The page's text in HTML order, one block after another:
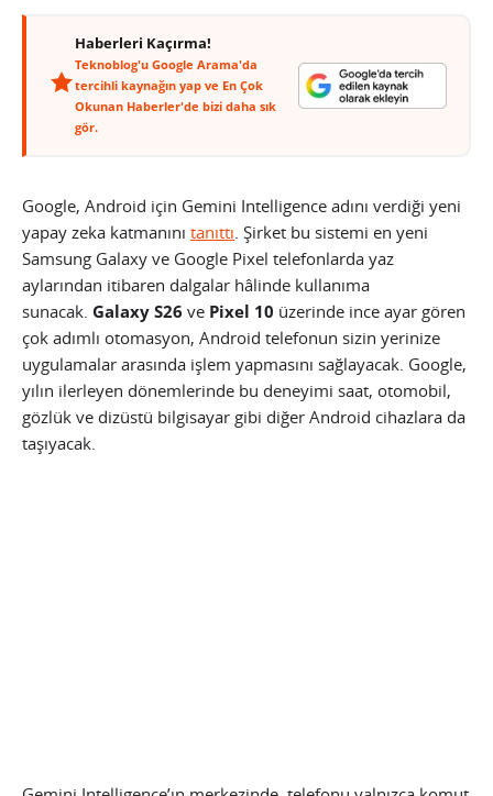
Haberleri Kaçırma!
Teknoblog'u Google Arama'da
tercihli kaynağın yap ve En Çok
Okunan Haberler'de bizi daha sık
gör.
Google, Android için Gemini Intelligence adını verdiği yeni
yapay zeka katmanını tanıttı. Şirket bu sistemi en yeni
Samsung Galaxy ve Google Pixel telefonlarda yaz
aylarından itibaren dalgalar hâlinde kullanıma
sunacak. Galaxy S26 ve Pixel 10 üzerinde ince ayar gören
çok adımlı otomasyon, Android telefonun sizin yerinize
uygulamalar arasında işlem yapmasını sağlayacak. Google,
yılın ilerleyen dönemlerinde bu deneyimi saat, otomobil,
gözlük ve dizüstü bilgisayar gibi diğer Android cihazlara da
taşıyacak.